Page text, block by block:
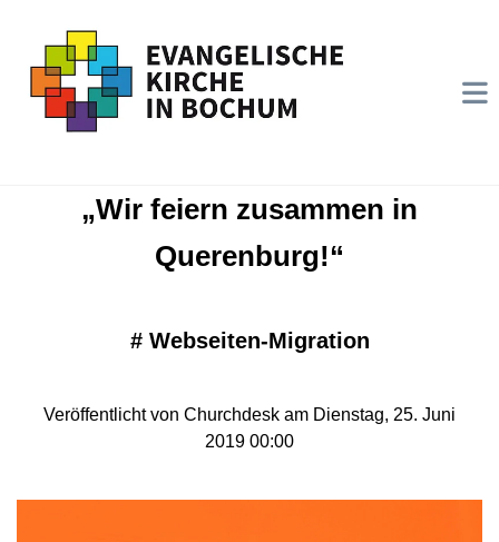
„Wir feiern zusammen in
Querenburg!“
# Webseiten-Migration
Veröffentlicht von Churchdesk am Dienstag, 25. Juni
2019 00:00